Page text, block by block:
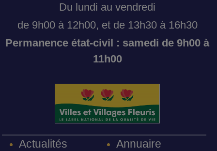
Du lundi au vendredi
de 9h00 à 12h00, et de 13h30 à 16h30
Permanence état-civil : samedi de 9h00 à
11h00
Actualités
Annuaire